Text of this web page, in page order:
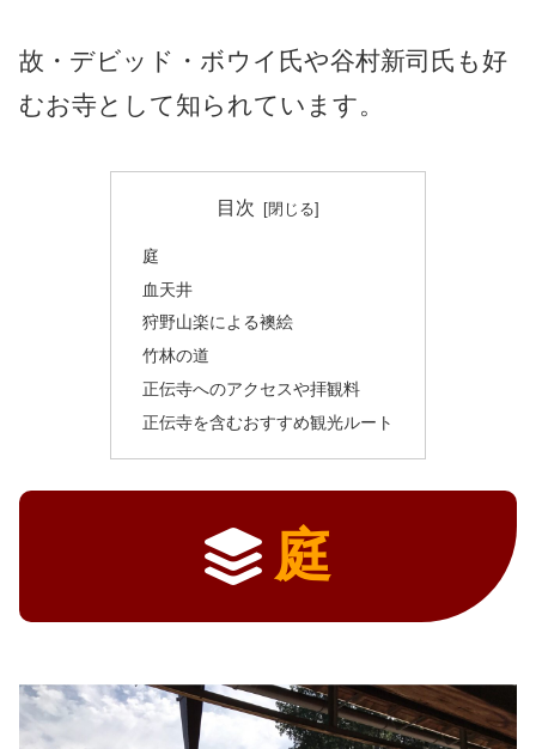
故・デビッド・ボウイ氏や谷村新司氏も好
むお寺として知られています。
目次
庭
血天井
狩野山楽による襖絵
竹林の道
正伝寺へのアクセスや拝観料
正伝寺を含むおすすめ観光ルート
庭